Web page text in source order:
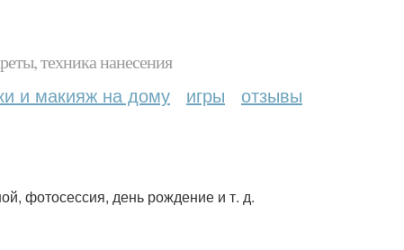
техника нанесения
и макияж на дому игры отзывы
фотосессия, день рождение и т. д.